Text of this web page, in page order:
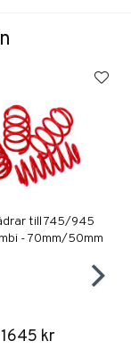
till 745/945
- 70mm/50mm
1645 kr